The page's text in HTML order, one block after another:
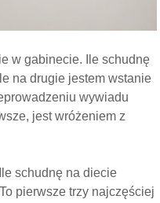
w gabinecie. Ile schudnę
na drugie jestem wstanie
wywiadu
jest wróżeniem z
schudnę na diecie
pierwsze trzy najczęściej